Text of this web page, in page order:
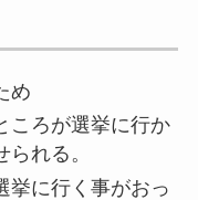
め
ころが選挙に行か
れる。
挙に行く事がおっ